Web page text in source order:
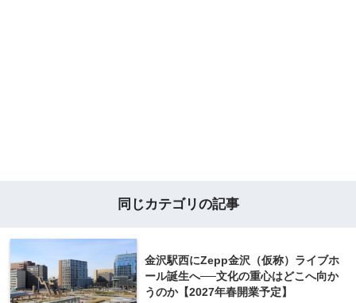
同じカテゴリの記事
金沢駅西にZepp金沢（仮称）ライブホ
ール誕生へ──文化の重心はどこへ向か
うのか【2027年春開業予定】